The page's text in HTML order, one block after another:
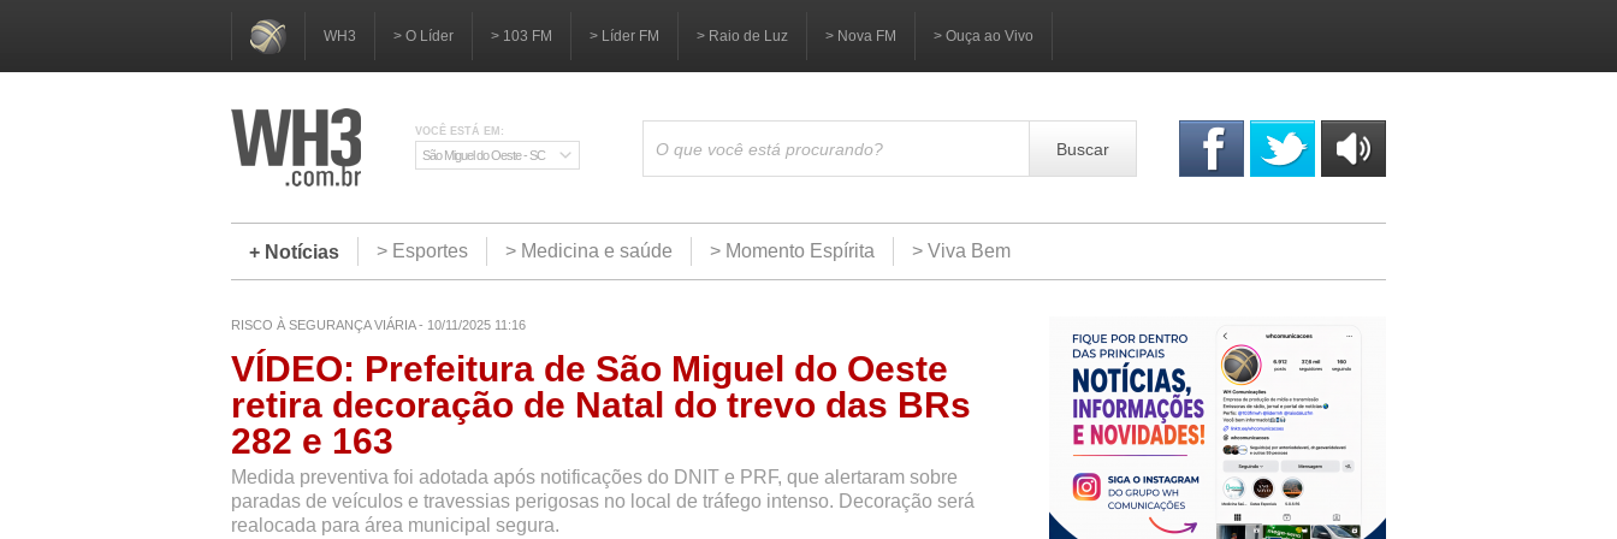
WH3 > O Líder > 103 FM > Líder FM > Raio de Luz > Nova FM > Ouça ao Vivo
VOCÊ ESTÁ EM:
São Miguel do Oeste - SC Buscar
+ Notícias
> Esportes > Medicina e saúde > Momento Espírita > Viva Bem
RISCO À SEGURANÇA VIÁRIA - 10/11/2025 11:16
VÍDEO: Prefeitura de São Miguel do Oeste
retira decoração de Natal do trevo das BRs
282 e 163
Medida preventiva foi adotada após notificações do DNIT e PRF, que alertaram sobre
paradas de veículos e travessias perigosas no local de tráfego intenso. Decoração será
realocada para área municipal segura.